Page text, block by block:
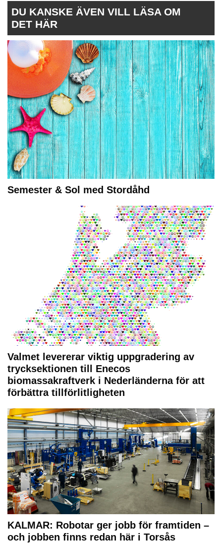
DU KANSKE ÄVEN VILL LÄSA OM
DET HÄR
Semester & Sol med Stordåhd
Valmet levererar viktig uppgradering av
trycksektionen till Enecos
biomassakraftverk i Nederländerna för att
förbättra tillförlitligheten
KALMAR: Robotar ger jobb för framtiden –
och jobben finns redan här i Torsås